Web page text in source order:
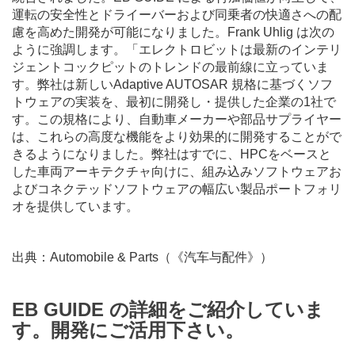
運転の安全性とドライーバーおよび同乗者の快適さへの配
慮を高めた開発が可能になりました。Frank Uhlig は次の
ように強調します。「エレクトロビットは最新のインテリ
ジェントコックピットのトレンドの最前線に立っていま
す。弊社は新しいAdaptive AUTOSAR 規格に基づくソフ
トウェアの実装を、最初に開発し・提供した企業の1社で
す。この規格により、自動車メーカーや部品サプライヤー
は、これらの高度な機能をより効果的に開発することがで
きるようになりました。弊社はすでに、HPCをベースと
した車両アーキテクチャ向けに、組み込みソフトウェアお
よびコネクテッドソフトウェアの幅広い製品ポートフォリ
オを提供しています。
出典：Automobile & Parts（《汽车与配件》）
EB GUIDE の詳細をご紹介していま
す。開発にご活用下さい。